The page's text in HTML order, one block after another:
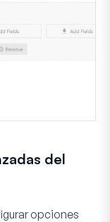
del
opciones